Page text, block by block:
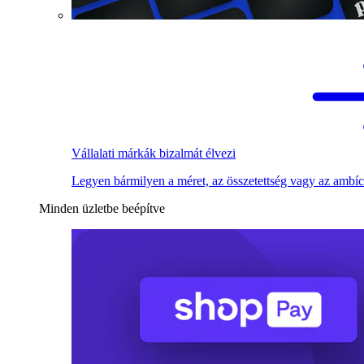
Vállalati márkák bizalmát élvezi
Legyen bármilyen a méret, az összetettség vagy az
Minden üzletbe beépítve